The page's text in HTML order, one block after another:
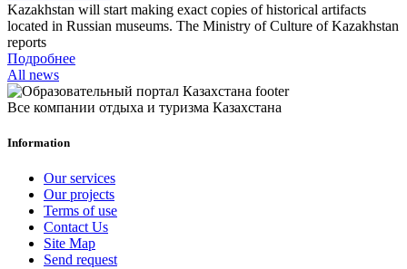
Kazakhstan will start making exact copies of historical artifacts
located in Russian museums. The Ministry of Culture of Kazakhstan
reports
Подробнее
All news
Все компании отдыха и туризма Казахстана
Information
Our services
Our projects
Terms of use
Contact Us
Site Map
Send request